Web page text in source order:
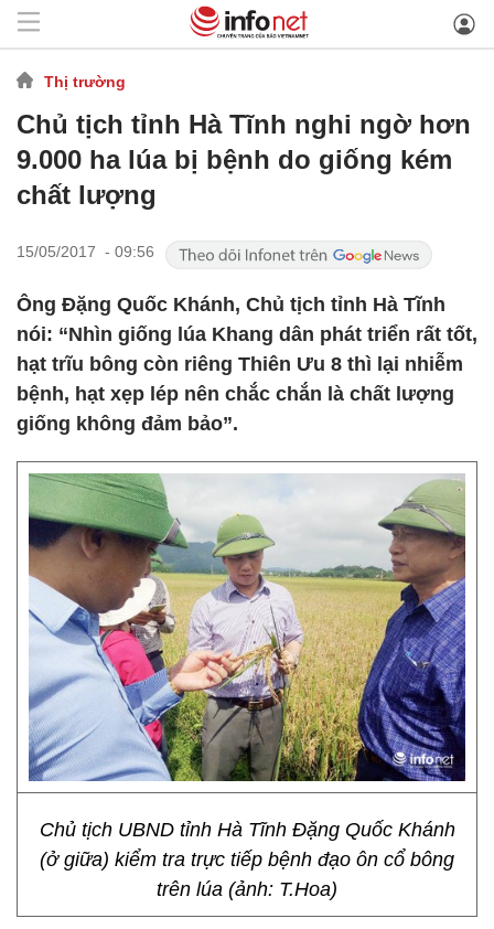
Thị trường
Chủ tịch tỉnh Hà Tĩnh nghi ngờ hơn
9.000 ha lúa bị bệnh do giống kém
chất lượng
15/05/2017 - 09:56
Ông Đặng Quốc Khánh, Chủ tịch tỉnh Hà Tĩnh
nói: “Nhìn giống lúa Khang dân phát triển rất tốt,
hạt trĩu bông còn riêng Thiên Ưu 8 thì lại nhiễm
bệnh, hạt xẹp lép nên chắc chắn là chất lượng
giống không đảm bảo”.
Chủ tịch UBND tỉnh Hà Tĩnh Đặng Quốc Khánh
(ở giữa) kiểm tra trực tiếp bệnh đạo ôn cổ bông
trên lúa (ảnh: T.Hoa)